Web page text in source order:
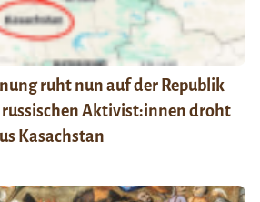
ruht nun auf der Republik
russischen Aktivist:innen droht
Kasachstan